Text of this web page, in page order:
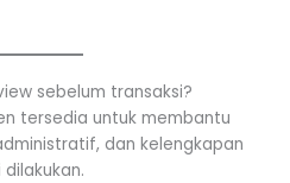
sebelum transaksi?
tersedia untuk membantu
dan kelengkapan